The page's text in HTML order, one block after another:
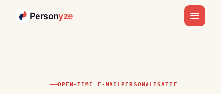
Personyze
OPEN-TIME E-MAILPERSONALISATIE